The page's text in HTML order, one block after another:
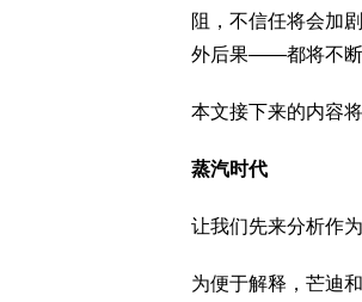
阻，不信任将会加
外后果——都将不断
本文接下来的内容
蒸汽时代
让我们先来分析作
为便于解释，芒迪